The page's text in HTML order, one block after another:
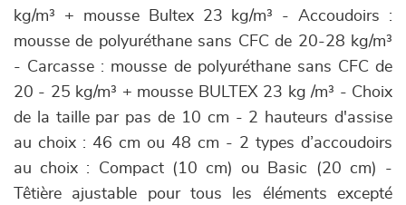
kg/m³ + mousse Bultex 23 kg/m³ - Accoudoirs :
mousse de polyuréthane sans CFC de 20-28 kg/m³
- Carcasse : mousse de polyuréthane sans CFC de
20 - 25 kg/m³ + mousse BULTEX 23 kg /m³ - Choix
de la taille par pas de 10 cm - 2 hauteurs d'assise
au choix : 46 cm ou 48 cm - 2 types d’accoudoirs
au choix : Compact (10 cm) ou Basic (20 cm) -
Têtière ajustable pour tous les éléments excepté